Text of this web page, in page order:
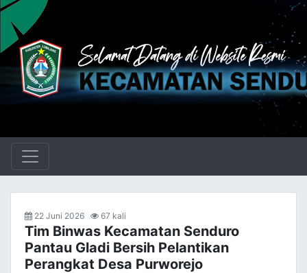
22 Juni 2026 67 kali
Tim Binwas Kecamatan Senduro
Pantau Gladi Bersih Pelantikan
Perangkat Desa Purworejo